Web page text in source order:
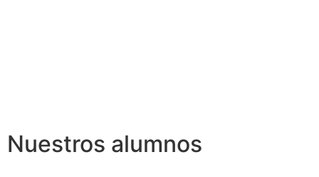
Nuestros alumnos